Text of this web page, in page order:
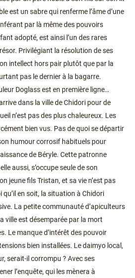
est un sabre qui renferme l’âme d’une
par là même des pouvoirs
adopté, est ainsi l’un des rares
Privilégiant la résolution de ses
intellect hors pair plutôt que par la
pas le dernier à la bagarre.
Doglass est en première ligne…
dans la ville de Chidori pour de
n’est pas des plus chaleureux. Les
bien vus. Pas de quoi se départir
humour corrosif habituels pour
de Béryle. Cette patronne
aussi, s’occupe seule de son
jeune fils Tristan, et sa vie n’est pas
en soit, la situation à Chidori
La petite communauté d’apiculteurs
ville est désemparée par la mort
Le manque d’intérêt des pouvoir
bien installées. Le daimyo local,
serait-il corrompu ? Avec ses
l’enquête, qui les mènera à